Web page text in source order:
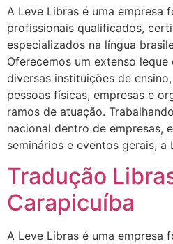
A Leve Libras é uma empresa
profissionais qualificados,
especializados na língua
Oferecemos um extenso
diversas instituições de
pessoas físicas, empresas e
ramos de atuação.
nacional dentro de empresas,
seminários e eventos gerais, a
Tradução
Carapicuíba
A Leve Libras é uma empresa